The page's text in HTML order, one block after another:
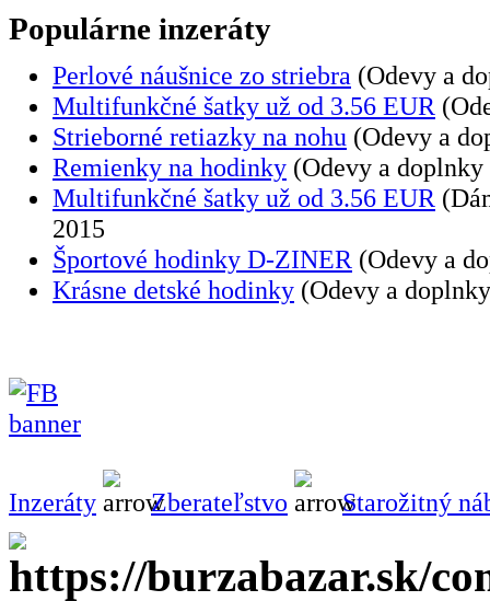
Populárne inzeráty
Perlové náušnice zo striebra (Odevy a
Multifunkčné šatky už od 3.56 EUR
Strieborné retiazky na nohu (Odevy a
Remienky na hodinky (Odevy a
Multifunkčné šatky už od 3.56 EUR
2015
Športové hodinky D-ZINER (Odevy a
Krásne detské hodinky (Odevy a
Inzeráty Zberateľstvo Starožitný